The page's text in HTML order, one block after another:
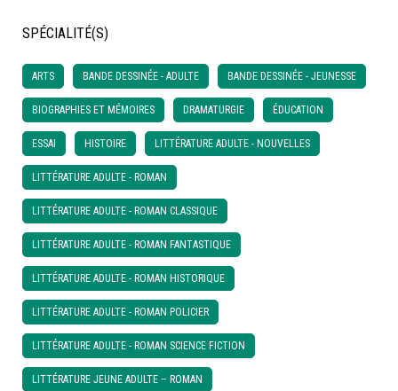
À LA POINTE DE LA PROFESSION
À PROPOS DEVENIR MEMBRE NOUS JOINDRE
SPÉCIALITÉ(S)
ARTS BANDE DESSINÉE - ADULTE BANDE DESSINÉE - JEUNESSE
BIOGRAPHIES ET MÉMOIRES DRAMATURGIE ÉDUCATION
ESSAI HISTOIRE LITTÉRATURE ADULTE - NOUVELLES
LITTÉRATURE ADULTE - ROMAN
LITTÉRATURE ADULTE - ROMAN CLASSIQUE
LITTÉRATURE ADULTE - ROMAN FANTASTIQUE
LITTÉRATURE ADULTE - ROMAN HISTORIQUE
LITTÉRATURE ADULTE - ROMAN POLICIER
LITTÉRATURE ADULTE - ROMAN SCIENCE FICTION
LITTÉRATURE JEUNE ADULTE – ROMAN